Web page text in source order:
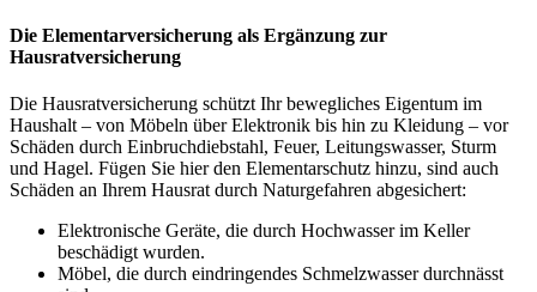
Die Elementarversicherung als Ergänzung zur
Hausratversicherung
Die Hausratversicherung schützt Ihr bewegliches Eigentum im
Haushalt – von Möbeln über Elektronik bis hin zu Kleidung – vor
Schäden durch Einbruchdiebstahl, Feuer, Leitungswasser, Sturm
und Hagel. Fügen Sie hier den Elementarschutz hinzu, sind auch
Schäden an Ihrem Hausrat durch Naturgefahren abgesichert:
Elektronische Geräte, die durch Hochwasser im Keller
beschädigt wurden.
Möbel, die durch eindringendes Schmelzwasser durchnässt